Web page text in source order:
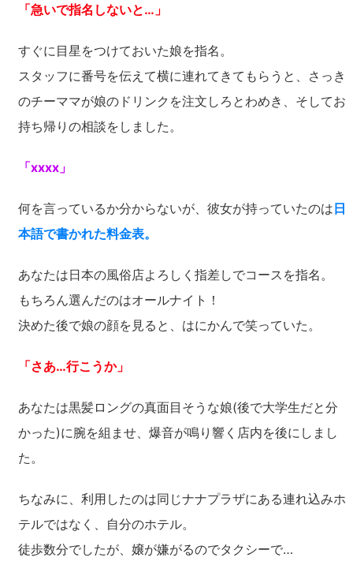
「急いで指名しないと…」
すぐに目星をつけておいた娘を指名。
スタッフに番号を伝えて横に連れてきてもらうと、さっき
のチーママが娘のドリンクを注文しろとわめき、そしてお
持ち帰りの相談をしました。
「xxxx」
何を言っているか分からないが、彼女が持っていたのは日
本語で書かれた料金表。
あなたは日本の風俗店よろしく指差しでコースを指名。
もちろん選んだのはオールナイト！
決めた後で娘の顔を見ると、はにかんで笑っていた。
「さあ…行こうか」
あなたは黒髪ロングの真面目そうな娘(後で大学生だと分
かった)に腕を組ませ、爆音が鳴り響く店内を後にしまし
た。
ちなみに、利用したのは同じナナプラザにある連れ込みホ
テルではなく、自分のホテル。
徒歩数分でしたが、嬢が嫌がるのでタクシーで…